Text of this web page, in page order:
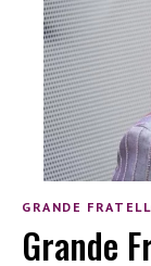
GRANDE
Grande